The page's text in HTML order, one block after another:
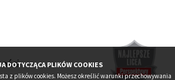
DOTYCZĄCA PLIKÓW COOKIES
z plików cookies. Możesz określić warunki przechowywania